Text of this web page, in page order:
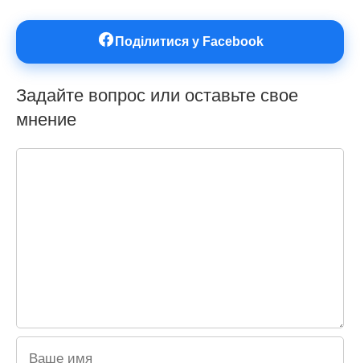
Поділитися у Facebook
Задайте вопрос или оставьте свое
мнение